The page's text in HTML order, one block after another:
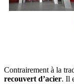
Contrairement à la
recouvert d’acier. Il